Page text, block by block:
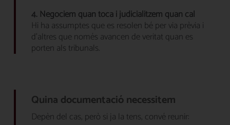
4. Negociem quan toca i judicialitzem quan cal
Hi ha assumptes que es resolen bé per via prèvia i
d’altres que només avancen de veritat quan es
porten als tribunals.
Quina documentació necessitem
Depèn del cas, però si ja la tens, convé reunir: